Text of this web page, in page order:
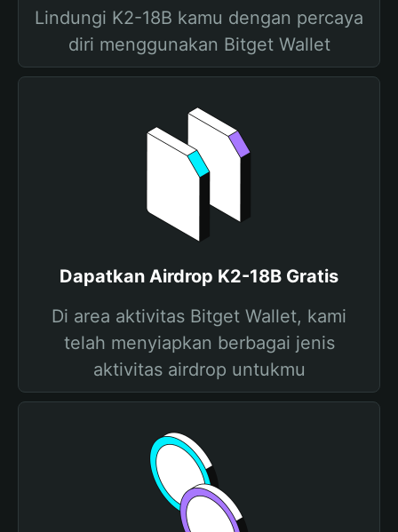
Lindungi K2-18B kamu dengan percaya
diri menggunakan Bitget Wallet
Dapatkan Airdrop K2-18B Gratis
Di area aktivitas Bitget Wallet, kami
telah menyiapkan berbagai jenis
aktivitas airdrop untukmu